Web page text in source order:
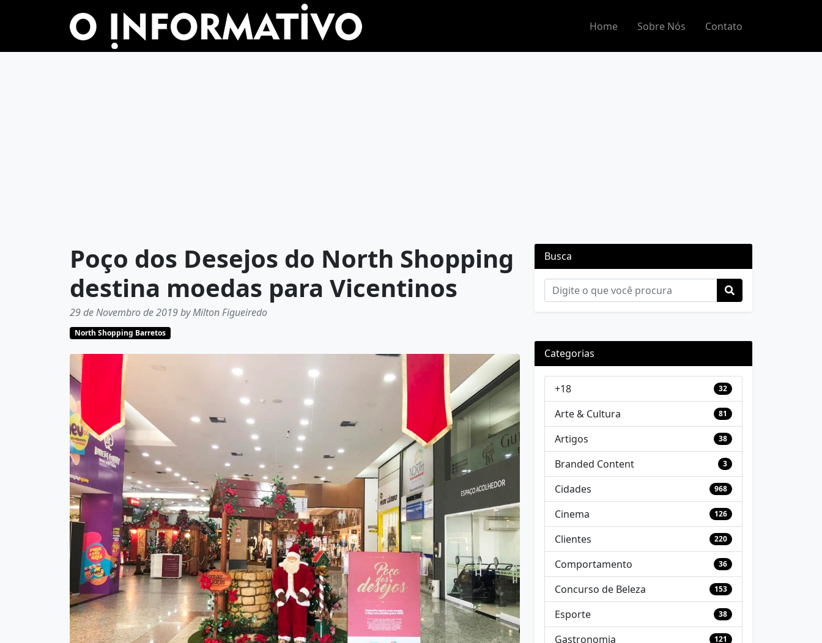
Home Sobre Nós Contato
Poço dos Desejos do North Shopping
destina moedas para Vicentinos
29 de Novembro de 2019 by Milton Figueiredo
North Shopping Barretos
Busca
Categorias
+18 32
Arte & Cultura 81
Artigos 38
Branded Content 3
Cidades 968
Cinema 126
Clientes 220
Comportamento 36
Concurso de Beleza 153
Esporte 38
Gastronomia 121